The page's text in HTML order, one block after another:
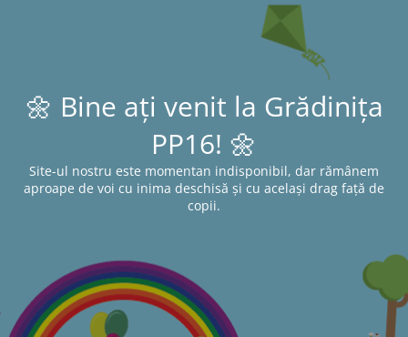
🌼 Bine ați venit la Grădinița
PP16! 🌼
Site-ul nostru este momentan indisponibil, dar rămânem
aproape de voi cu inima deschisă și cu același drag față de
copii.